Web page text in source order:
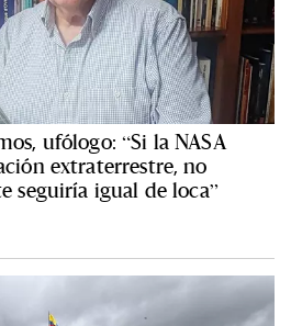
ufólogo: “Si la NASA
extraterrestre, no
seguiría igual de loca”